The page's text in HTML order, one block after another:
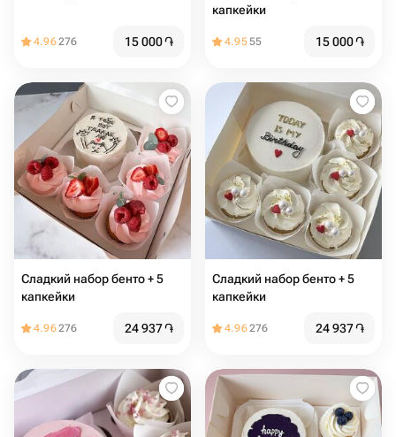
4.96276 15 000֏
капкейки
4.9555 15 000֏
Сладкий набор бенто + 5
капкейки
4.96276 24 937֏
Сладкий набор бенто + 5
капкейки
4.96276 24 937֏